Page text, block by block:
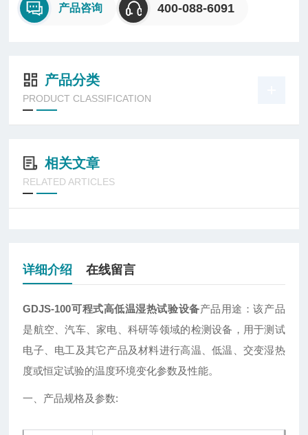
产品咨询 400-088-6091
产品分类
PRODUCT CLASSIFICATION
相关文章
RELATED ARTICLES
详细介绍 在线留言
GDJS-100可程式高低温湿热试验设备产品用途：该产品
是航空、汽车、家电、科研等领域的检测设备，用于测试
电子、电工及其它产品及材料进行高温、低温、交变湿热
度或恒定试验的温度环境变化参数及性能。
一、产品规格及参数: